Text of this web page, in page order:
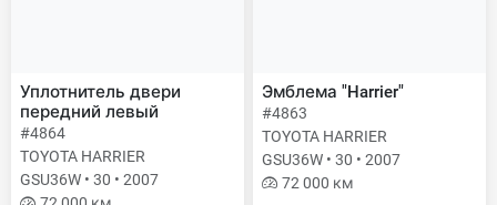
Уплотнитель двери
передний левый
#4864
TOYOTA HARRIER
GSU36W • 30 • 2007
Эмблема "Harrier"
#4863
TOYOTA HARRIER
GSU36W • 30 • 2007
72 000 км